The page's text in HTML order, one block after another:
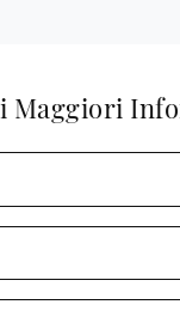
Maggiori